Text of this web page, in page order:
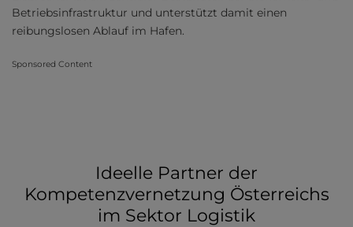
Betriebsinfrastruktur und unterstützt damit einen
reibungslosen Ablauf im Hafen.
Sponsored Content
Ideelle Partner der
Kompetenzvernetzung Österreichs
im Sektor Logistik